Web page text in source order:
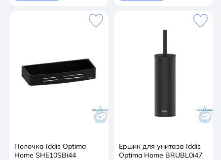
Полочка Iddis Optima
Home SHE10SBi44
Ершик для унитаза Iddis
Optima Home BRUBL0i47